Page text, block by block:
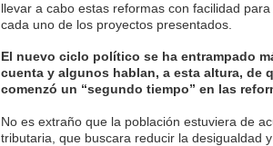
llevar a cabo estas reformas con facilidad
cada uno de los proyectos presentados.
El nuevo ciclo político se ha entrampado
cuenta y algunos hablan, a esta altura, de
comenzó un “segundo tiempo” en las
No es extraño que la población estuviera de
tributaria, que buscara reducir la desigualdad